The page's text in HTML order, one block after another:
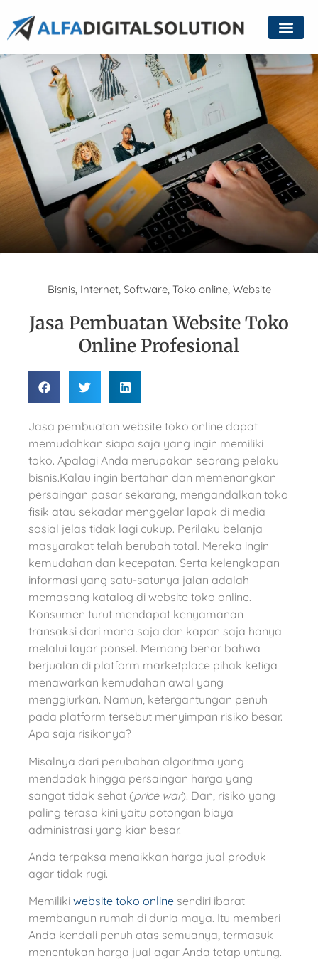
Bisnis, Internet, Software, Toko online, Website
Jasa Pembuatan Website Toko
Online Profesional
Jasa pembuatan website toko online dapat
memudahkan siapa saja yang ingin memiliki
toko. Apalagi Anda merupakan seorang pelaku
bisnis.Kalau ingin bertahan dan memenangkan
persaingan pasar sekarang, mengandalkan toko
fisik atau sekadar menggelar lapak di media
sosial jelas tidak lagi cukup. Perilaku belanja
masyarakat telah berubah total. Mereka ingin
kemudahan dan kecepatan. Serta kelengkapan
informasi yang satu-satunya jalan adalah
memasang katalog di website toko online.
Konsumen turut mendapat kenyamanan
transaksi dari mana saja dan kapan saja hanya
melalui layar ponsel. Memang benar bahwa
berjualan di platform marketplace pihak ketiga
menawarkan kemudahan awal yang
menggiurkan. Namun, ketergantungan penuh
pada platform tersebut menyimpan risiko besar.
Apa saja risikonya?
Misalnya dari perubahan algoritma yang
mendadak hingga persaingan harga yang
sangat tidak sehat (price war). Dan, risiko yang
paling terasa kini yaitu potongan biaya
administrasi yang kian besar.
Anda terpaksa menaikkan harga jual produk
agar tidak rugi.
Memiliki website toko online sendiri ibarat
membangun rumah di dunia maya. Itu memberi
Anda kendali penuh atas semuanya, termasuk
menentukan harga jual agar Anda tetap untung.